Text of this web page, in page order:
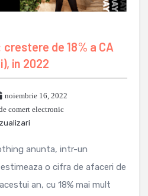
de 18% a CA
in 2022
noiembrie 16, 2022
comert electronic
anunta, intr-un
o cifra de afaceri de
an, cu 18% mai mult